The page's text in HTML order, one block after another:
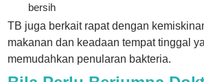
bersih
TB juga berkait rapat dengan
makanan dan keadaan tempat tinggal
memudahkan penularan bakteria.